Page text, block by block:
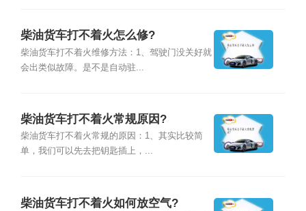
柴油货车打不着火怎么修?
柴油货车打不着火维修方法：1、驾驶门没关好就
会出类似故障。是不是自动驻...
柴油货车打不着火常规原因?
柴油货车打不着火常规的原因：1、其实比较简
单，我们可以先去把钥匙插上，...
柴油货车打不着火如何放空气?